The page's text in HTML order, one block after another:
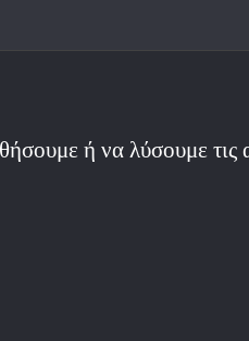
ή να λύσουμε